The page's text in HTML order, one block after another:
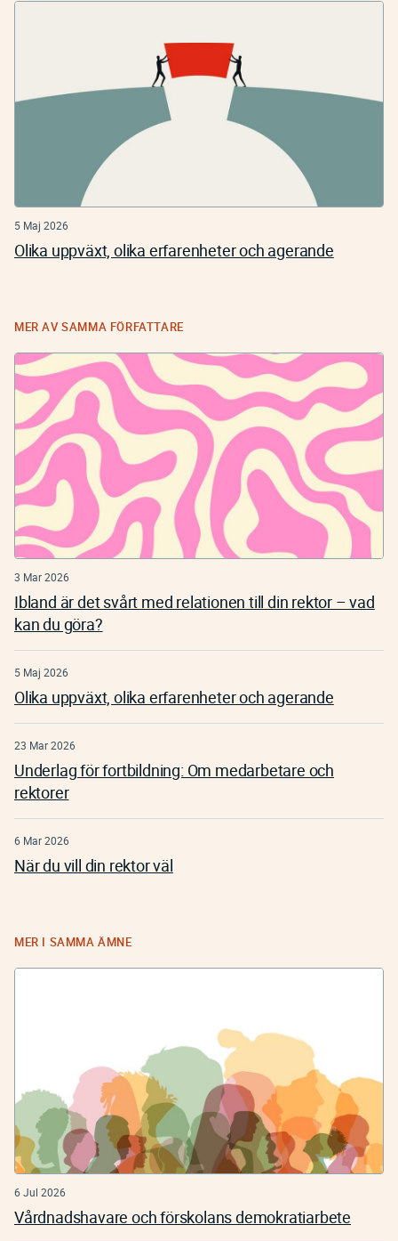
5 Maj 2026
Olika uppväxt, olika erfarenheter och agerande
MER AV SAMMA FÖRFATTARE
3 Mar 2026
Ibland är det svårt med relationen till din rektor – vad
kan du göra?
5 Maj 2026
Olika uppväxt, olika erfarenheter och agerande
23 Mar 2026
Underlag för fortbildning: Om medarbetare och
rektorer
6 Mar 2026
När du vill din rektor väl
MER I SAMMA ÄMNE
6 Jul 2026
Vårdnadshavare och förskolans demokratiarbete